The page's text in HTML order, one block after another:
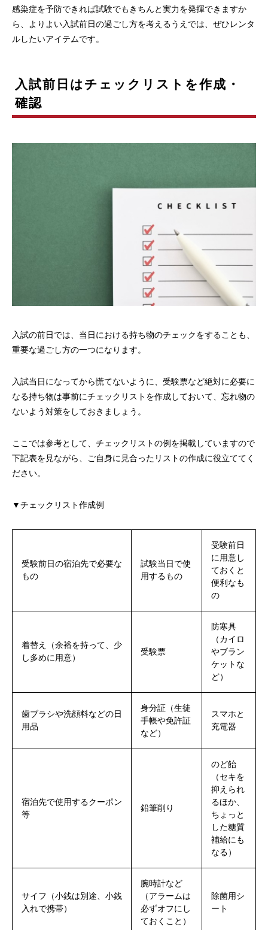
感染症を予防できれば試験でもきちんと実力を発揮できますか
ら、よりよい入試前日の過ごし方を考えるうえでは、ぜひレンタ
ルしたいアイテムです。
入試前日はチェックリストを作成・
確認
入試の前日では、当日における持ち物のチェックをすることも、
重要な過ごし方の一つになります。
入試当日になってから慌てないように、受験票など絶対に必要に
なる持ち物は事前にチェックリストを作成しておいて、忘れ物の
ないよう対策をしておきましょう。
ここでは参考として、チェックリストの例を掲載していますので
下記表を見ながら、ご自身に見合ったリストの作成に役立ててく
ださい。
▼チェックリスト作成例
受験前日の宿泊先で必要な
もの
試験当日で使
用するもの
受験前日
に用意し
ておくと
便利なも
の
着替え（余裕を持って、少
し多めに用意）
受験票
防寒具
（カイロ
やブラン
ケットな
ど）
歯ブラシや洗顔料などの日
用品
身分証（生徒
手帳や免許証
など）
スマホと
充電器
宿泊先で使用するクーポン
等
鉛筆削り
のど飴
（セキを
抑えられ
るほか、
ちょっと
した糖質
補給にも
なる）
サイフ（小銭は別途、小銭
入れで携帯）
腕時計など
（アラームは
必ずオフにし
ておくこと）
除菌用シ
ート